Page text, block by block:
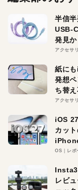
半信
USB-
発見か
アクセサリ
紙に
発想
ち替
アクセサリ
iOS
カッ
OS レポ
レビ